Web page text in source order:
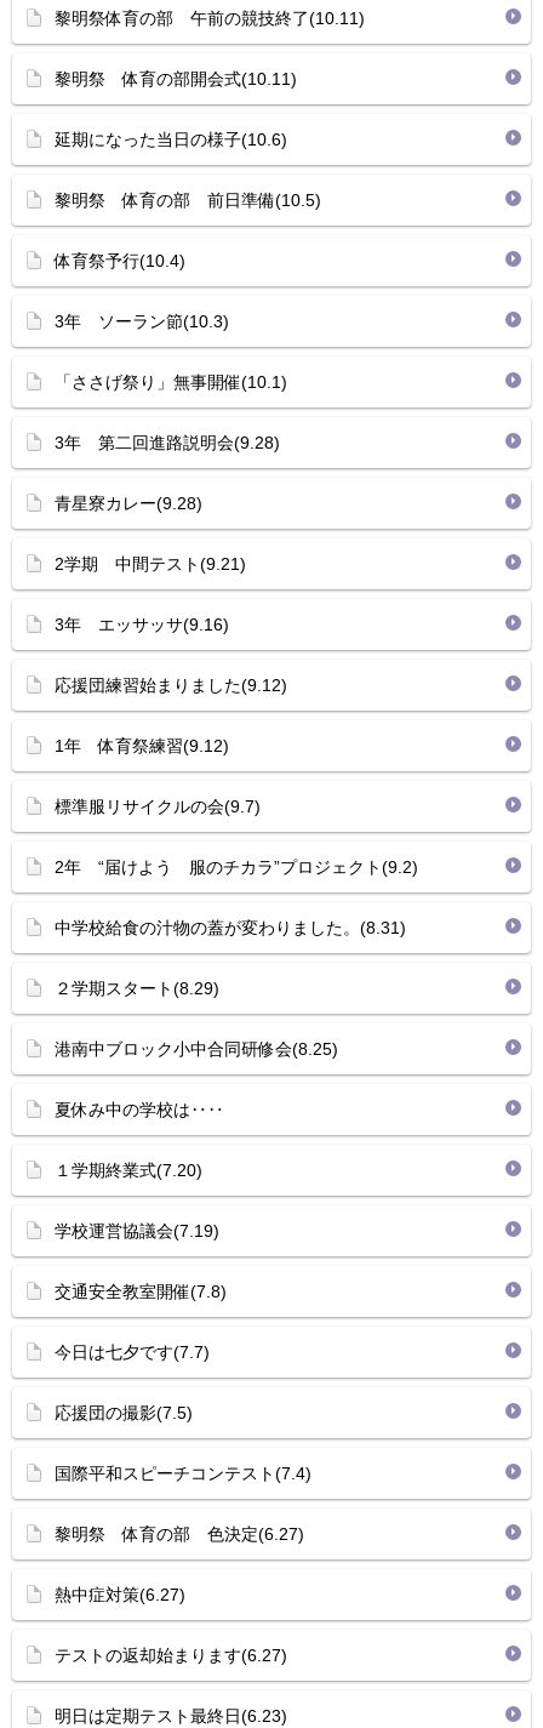
黎明祭体育の部 午前の競技終了(10.11)
黎明祭 体育の部開会式(10.11)
延期になった当日の様子(10.6)
黎明祭 体育の部 前日準備(10.5)
体育祭予行(10.4)
3年 ソーラン節(10.3)
「ささげ祭り」無事開催(10.1)
3年 第二回進路説明会(9.28)
青星寮カレー(9.28)
2学期 中間テスト(9.21)
3年 エッサッサ(9.16)
応援団練習始まりました(9.12)
1年 体育祭練習(9.12)
標準服リサイクルの会(9.7)
2年 “届けよう 服のチカラ”プロジェクト(9.2)
中学校給食の汁物の蓋が変わりました。(8.31)
２学期スタート(8.29)
港南中ブロック小中合同研修会(8.25)
夏休み中の学校は‥‥
１学期終業式(7.20)
学校運営協議会(7.19)
交通安全教室開催(7.8)
今日は七夕です(7.7)
応援団の撮影(7.5)
国際平和スピーチコンテスト(7.4)
黎明祭 体育の部 色決定(6.27)
熱中症対策(6.27)
テストの返却始まります(6.27)
明日は定期テスト最終日(6.23)